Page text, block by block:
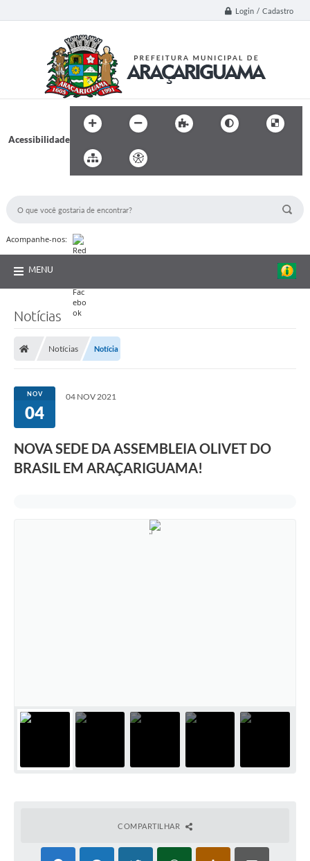
Login / Cadastro
Acessibilidade
Acompanhe-nos:
MENU
Notícias
Notícias Notícia
NOV
04
04 NOV 2021
NOVA SEDE DA ASSEMBLEIA OLIVET DO
BRASIL EM ARAÇARIGUAMA!
COMPARTILHAR